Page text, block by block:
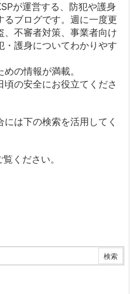
が運営する、防犯や護身
るブログです。週に一度更
、不審者対策、事業者向け
・護身についてわかりやす
の情報が満載。
の安全にお役立てくださ
は下の検索を活用してく
ください。